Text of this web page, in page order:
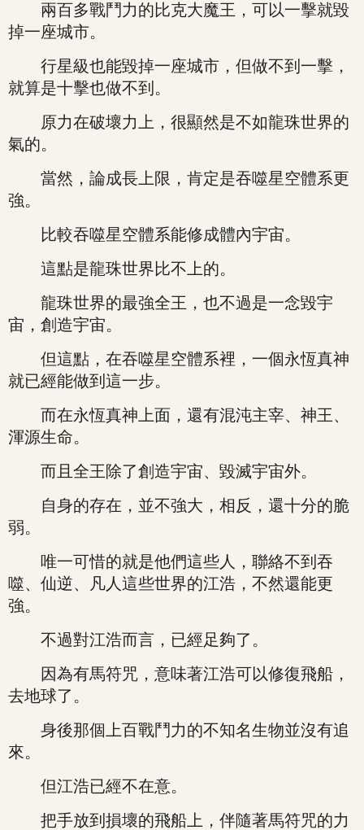
兩百多戰鬥力的比克大魔王，可以一擊就毀
掉一座城市。
行星級也能毀掉一座城市，但做不到一擊，
就算是十擊也做不到。
原力在破壞力上，很顯然是不如龍珠世界的
氣的。
當然，論成長上限，肯定是吞噬星空體系更
強。
比較吞噬星空體系能修成體內宇宙。
這點是龍珠世界比不上的。
龍珠世界的最強全王，也不過是一念毀宇
宙，創造宇宙。
但這點，在吞噬星空體系裡，一個永恆真神
就已經能做到這一步。
而在永恆真神上面，還有混沌主宰、神王、
渾源生命。
而且全王除了創造宇宙、毀滅宇宙外。
自身的存在，並不強大，相反，還十分的脆
弱。
唯一可惜的就是他們這些人，聯絡不到吞
噬、仙逆、凡人這些世界的江浩，不然還能更
強。
不過對江浩而言，已經足夠了。
因為有馬符咒，意味著江浩可以修復飛船，
去地球了。
身後那個上百戰鬥力的不知名生物並沒有追
來。
但江浩已經不在意。
把手放到損壞的飛船上，伴隨著馬符咒的力